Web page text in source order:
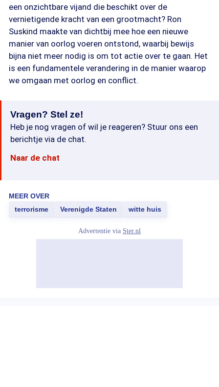
een onzichtbare vijand die beschikt over de
vernietigende kracht van een grootmacht? Ron
Suskind maakte van dichtbij mee hoe een nieuwe
manier van oorlog voeren ontstond, waarbij bewijs
bijna niet meer nodig is om tot actie over te gaan. Het
is een fundamentele verandering in de manier waarop
we omgaan met oorlog en conflict.
Vragen? Stel ze!
Heb je nog vragen of wil je reageren? Stuur ons een
berichtje via de chat.
Naar de chat
MEER OVER
terrorisme
Verenigde Staten witte huis
Advertentie via Ster.nl